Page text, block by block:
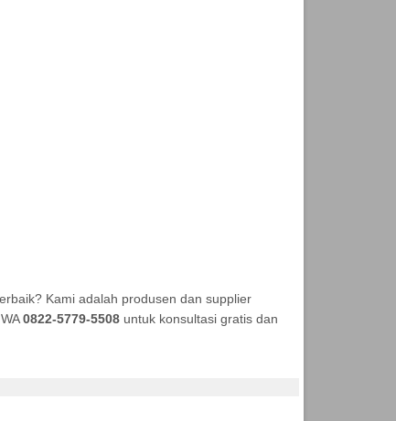
Kami adalah produsen dan supplier
0822-5779-5508untuk konsultasi gratis dan